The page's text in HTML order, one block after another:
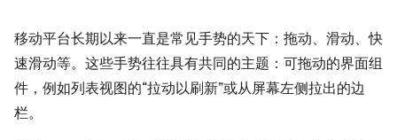
移动平台长期以来一直是常见手势的天下：拖动、滑动、快
速滑动等。这些手势往往具有共同的主题：可拖动的界面组
件，例如列表视图的“拉动以刷新”或从屏幕左侧拉出的边
栏。